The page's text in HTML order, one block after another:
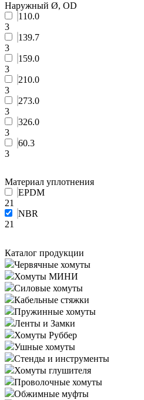
Наружный Ø, OD
110.0
3
139.7
3
159.0
3
210.0
3
273.0
3
326.0
3
60.3
3
Материал уплотнения
EPDM
21
NBR
21
Каталог продукции
Червячные хомуты
Хомуты МИНИ
Силовые хомуты
Кабельные стяжки
Пружинные хомуты
Ленты и Замки
Хомуты Руббер
Ушные хомуты
Стенды и инструменты
Хомуты глушителя
Проволочные хомуты
Обжимные муфты